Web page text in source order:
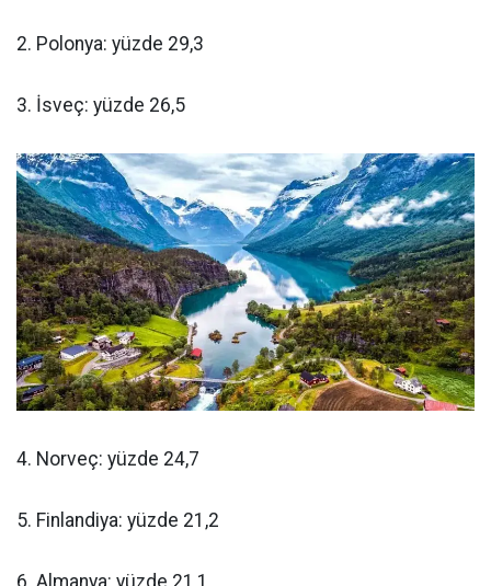
2. Polonya: yüzde 29,3
3. İsveç: yüzde 26,5
4. Norveç: yüzde 24,7
5. Finlandiya: yüzde 21,2